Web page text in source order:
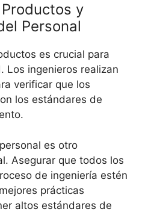
y
Personal
es crucial para
Los ingenieros realizan
verificar que los
los estándares de
es otro
Asegurar que todos los
de ingeniería estén
prácticas
altos estándares de